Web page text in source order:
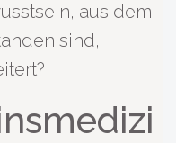
aus dem
sind,